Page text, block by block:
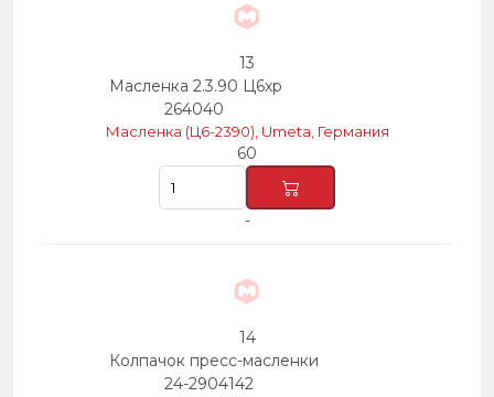
13
Масленка 2.3.90 Ц6хр
264040
Масленка (Ц6-2390), Umeta, Германия
60
-
14
Колпачок пресс-масленки
24-2904142